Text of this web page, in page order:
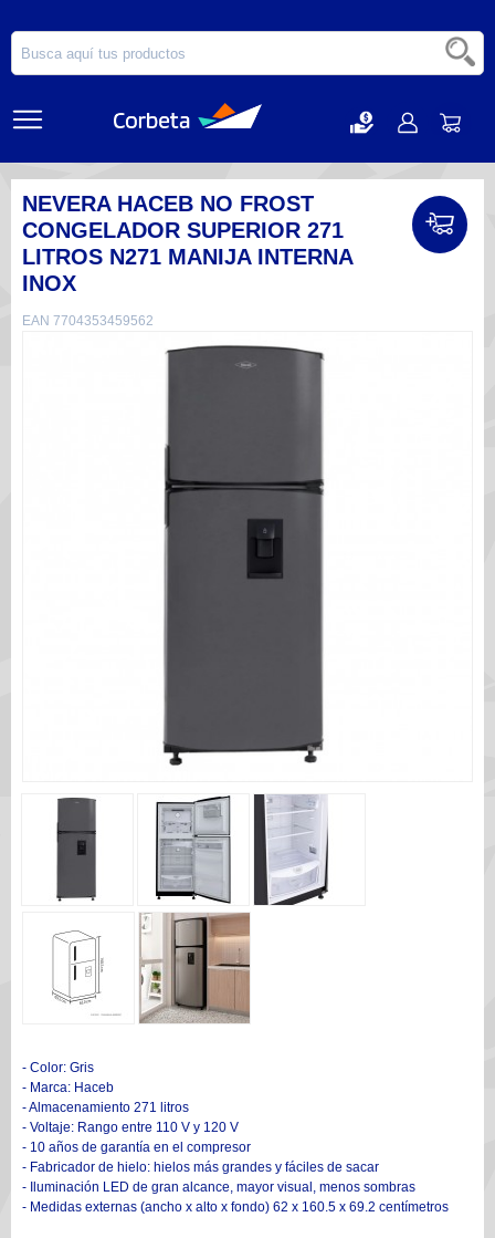
NEVERA HACEB NO FROST
CONGELADOR SUPERIOR 271
LITROS N271 MANIJA INTERNA
INOX
EAN 7704353459562
- Color: Gris
- Marca: Haceb
- Almacenamiento 271 litros
- Voltaje: Rango entre 110 V y 120 V
- 10 años de garantía en el compresor
- Fabricador de hielo: hielos más grandes y fáciles de sacar
- Iluminación LED de gran alcance, mayor visual, menos sombras
- Medidas externas (ancho x alto x fondo) 62 x 160.5 x 69.2 centímetros